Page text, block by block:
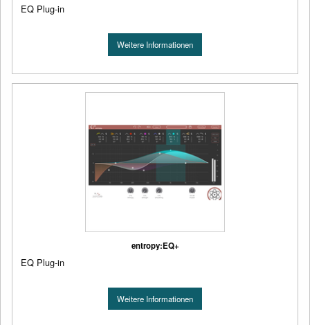
EQ Plug-in
Weitere Informationen
entropy:EQ+
EQ Plug-in
Weitere Informationen